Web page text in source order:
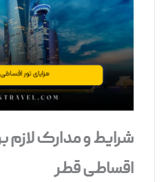
شرایط و مدارک لازم
اقساطی قطر